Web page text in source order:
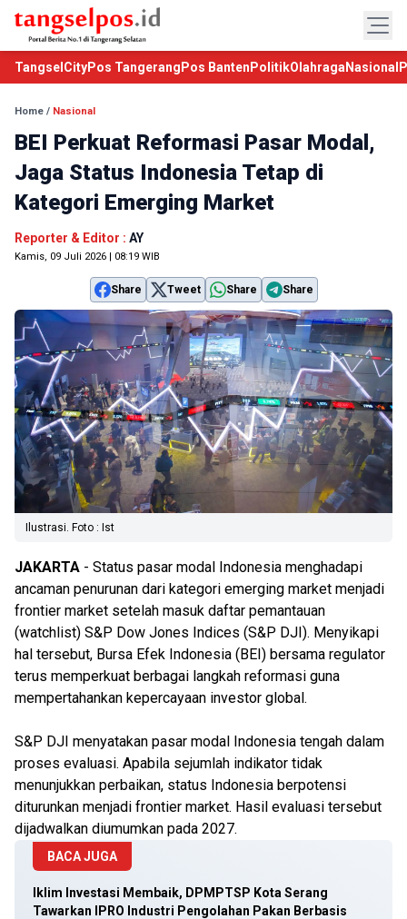
TangselCityPos Tangerang Pos Banten PolitikOlahraga Nasional
Home / Nasional
BEI Perkuat Reformasi Pasar Modal,
Jaga Status Indonesia Tetap di
Kategori Emerging Market
Reporter & Editor : AY
Kamis, 09 Juli 2026 | 08:19 WIB
Share Tweet Share Share
Ilustrasi. Foto : Ist
JAKARTA - Status pasar modal Indonesia menghadapi
ancaman penurunan dari kategori emerging market menjadi
frontier market setelah masuk daftar pemantauan
(watchlist) S&P Dow Jones Indices (S&P DJI). Menyikapi
hal tersebut, Bursa Efek Indonesia (BEI) bersama regulator
terus memperkuat berbagai langkah reformasi guna
mempertahankan kepercayaan investor global.
S&P DJI menyatakan pasar modal Indonesia tengah dalam
proses evaluasi. Apabila sejumlah indikator tidak
menunjukkan perbaikan, status Indonesia berpotensi
diturunkan menjadi frontier market. Hasil evaluasi tersebut
dijadwalkan diumumkan pada 2027.
BACA JUGA
Iklim Investasi Membaik, DPMPTSP Kota Serang
Tawarkan IPRO Industri Pengolahan Pakan Berbasis